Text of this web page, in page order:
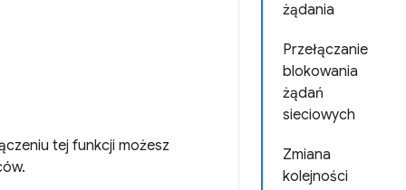
żądania
Przełączanie
blokowania
żądań
sieciowych
Zmiana
kolejności
tej funkcji możesz